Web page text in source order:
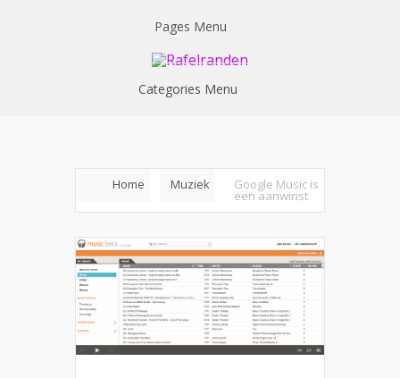
Pages Menu
Categories Menu
Home Muziek Google Music is
een aanwinst